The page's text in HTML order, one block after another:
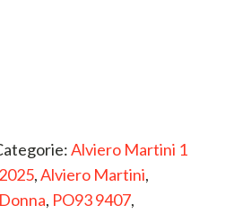
Alviero Martini 1
2025,Alviero Martini,
Donna, PO93 9407,